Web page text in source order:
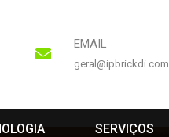
EMAIL
geral@ipbrickdi.com
SERVIÇOS